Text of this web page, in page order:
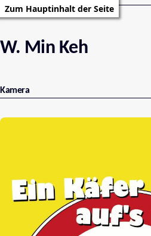
Zum Hauptinhalt der Seite
W. Min Keh
Kamera